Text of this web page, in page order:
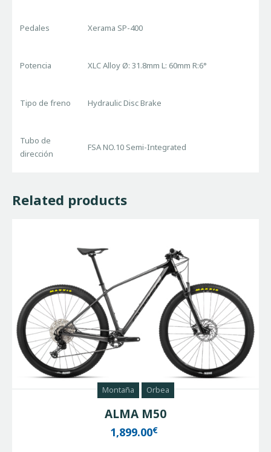
Pedales Xerama SP-400
Potencia XLC Alloy Ø: 31.8mm L: 60mm R:6°
Tipo de freno Hydraulic Disc Brake
Tubo de
dirección
FSA NO.10 Semi-Integrated
Related products
Montaña Orbea
ALMA M50
1,899.00€